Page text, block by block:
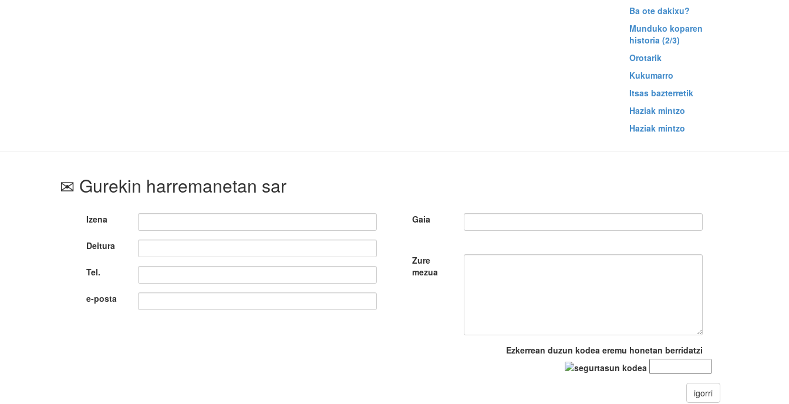
Ba ote dakixu?
Munduko koparen
historia (2/3)
Orotarik
Kukumarro
Itsas bazterretik
Haziak mintzo
Haziak mintzo
Gurekin harremanetan sar
Izena
Deitura
Tel.
e-posta
Gaia
Zure
mezua
Ezkerrean duzun kodea eremu honetan berridatzi
igorri